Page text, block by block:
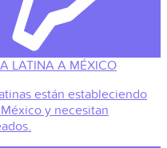
LATINA A MÉXICO
están estableciendo
y necesitan